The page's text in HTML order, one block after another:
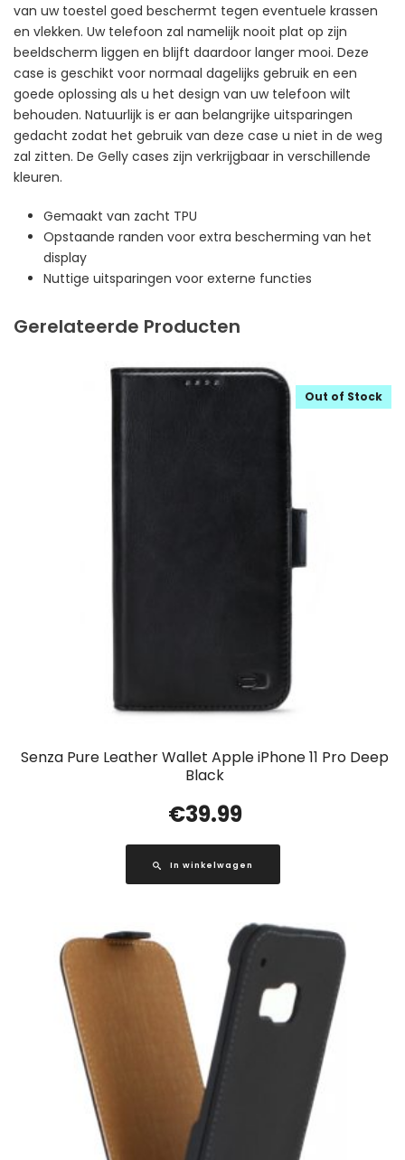
van uw toestel goed beschermt tegen eventuele krassen
en vlekken. Uw telefoon zal namelijk nooit plat op zijn
beeldscherm liggen en blijft daardoor langer mooi. Deze
case is geschikt voor normaal dagelijks gebruik en een
goede oplossing als u het design van uw telefoon wilt
behouden. Natuurlijk is er aan belangrijke uitsparingen
gedacht zodat het gebruik van deze case u niet in de weg
zal zitten. De Gelly cases zijn verkrijgbaar in verschillende
kleuren.
Gemaakt van zacht TPU
Opstaande randen voor extra bescherming van het
display
Nuttige uitsparingen voor externe functies
Gerelateerde Producten
Senza Pure Leather Wallet Apple iPhone 11 Pro Deep
Black
Out of Stock
€39.99
In winkelwagen